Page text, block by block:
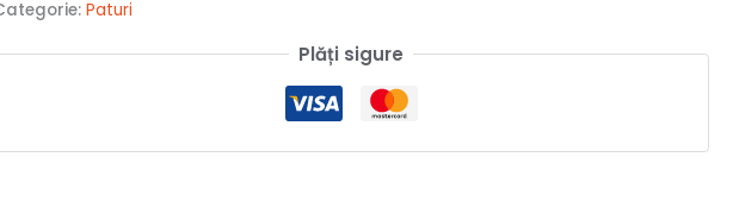
Paturi
Plăți sigure